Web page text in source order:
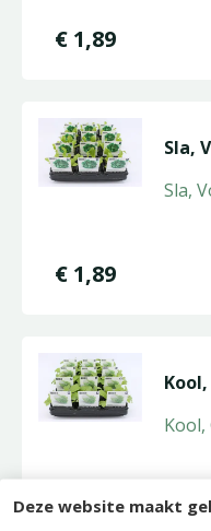
Deze website maakt
€ 1,89
Sla,
Sla,
€ 1,89
Kool,
€1,89